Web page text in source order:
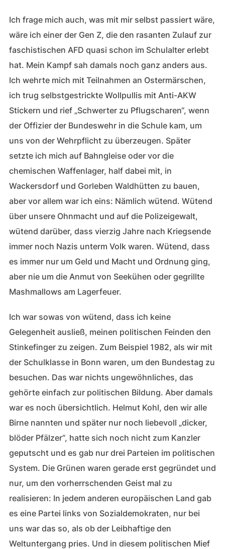
Ich frage mich auch, was mit mir selbst passiert wäre,
wäre ich einer der Gen Z, die den rasanten Zulauf zur
faschistischen AFD quasi schon im Schulalter erlebt
hat. Mein Kampf sah damals noch ganz anders aus.
Ich wehrte mich mit Teilnahmen an Ostermärschen,
ich trug selbstgestrickte Wollpullis mit Anti-AKW
Stickern und rief „Schwerter zu Pflugscharen“, wenn
der Offizier der Bundeswehr in die Schule kam, um
uns von der Wehrpflicht zu überzeugen. Später
setzte ich mich auf Bahngleise oder vor die
chemischen Waffenlager, half dabei mit, in
Wackersdorf und Gorleben Waldhütten zu bauen,
aber vor allem war ich eins: Nämlich wütend. Wütend
über unsere Ohnmacht und auf die Polizeigewalt,
wütend darüber, dass vierzig Jahre nach Kriegsende
immer noch Nazis unterm Volk waren. Wütend, dass
es immer nur um Geld und Macht und Ordnung ging,
aber nie um die Anmut von Seekühen oder gegrillte
Mashmallows am Lagerfeuer.
Ich war sowas von wütend, dass ich keine
Gelegenheit ausließ, meinen politischen Feinden den
Stinkefinger zu zeigen. Zum Beispiel 1982, als wir mit
der Schulklasse in Bonn waren, um den Bundestag zu
besuchen. Das war nichts ungewöhnliches, das
gehörte einfach zur politischen Bildung. Aber damals
war es noch übersichtlich. Helmut Kohl, den wir alle
Birne nannten und später nur noch liebevoll „dicker,
blöder Pfälzer“, hatte sich noch nicht zum Kanzler
geputscht und es gab nur drei Parteien im politischen
System. Die Grünen waren gerade erst gegründet und
nur, um den vorherrschenden Geist mal zu
realisieren: In jedem anderen europäischen Land gab
es eine Partei links von Sozialdemokraten, nur bei
uns war das so, als ob der Leibhaftige den
Weltuntergang pries. Und in diesem politischen Mief